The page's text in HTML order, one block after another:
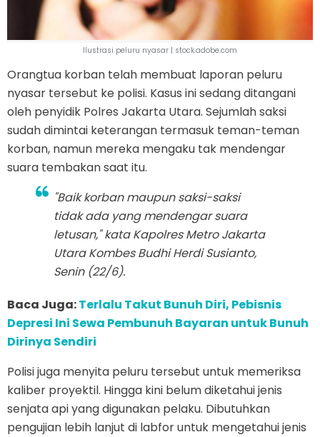
Ilustrasi peluru nyasar | stock.adobe.com
Orangtua korban telah membuat laporan peluru
nyasar tersebut ke polisi. Kasus ini sedang ditangani
oleh penyidik Polres Jakarta Utara. Sejumlah saksi
sudah dimintai keterangan termasuk teman-teman
korban, namun mereka mengaku tak mendengar
suara tembakan saat itu.
"Baik korban maupun saksi-saksi
tidak ada yang mendengar suara
letusan," kata Kapolres Metro Jakarta
Utara Kombes Budhi Herdi Susianto,
Senin (22/6).
Baca Juga:Terlalu Takut Bunuh Diri, Pebisnis
Depresi Ini Sewa Pembunuh Bayaran untuk Bunuh
Dirinya Sendiri
Polisi juga menyita peluru tersebut untuk memeriksa
kaliber proyektil. Hingga kini belum diketahui jenis
senjata api yang digunakan pelaku. Dibutuhkan
pengujian lebih lanjut di labfor untuk mengetahui jenis